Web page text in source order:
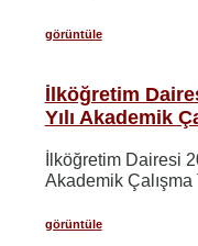
görüntüle
İlköğretim
Yılı Akademik
İlköğretim Dairesi
Akademik Çalışma
görüntüle